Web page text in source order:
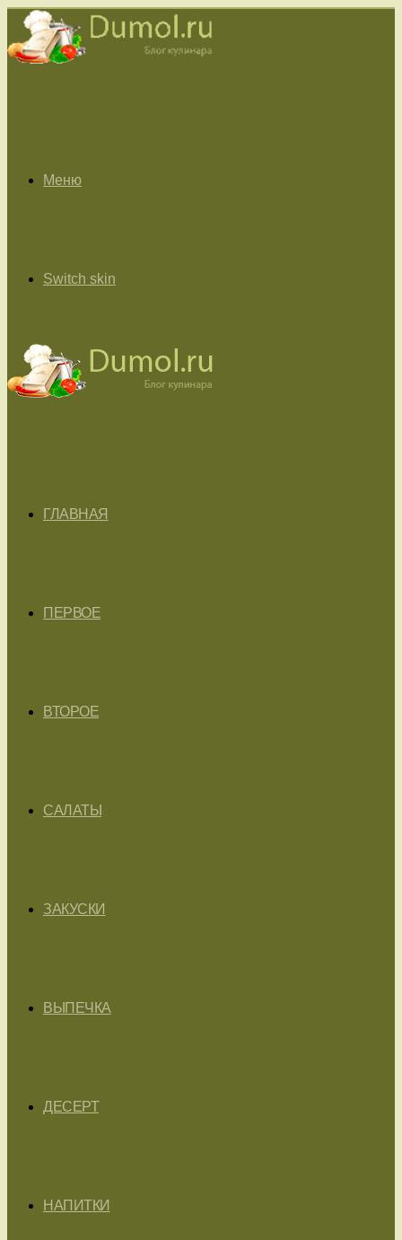
Меню
Switch skin
ГЛАВНАЯ
ПЕРВОЕ
ВТОРОЕ
САЛАТЫ
ЗАКУСКИ
ВЫПЕЧКА
ДЕСЕРТ
НАПИТКИ